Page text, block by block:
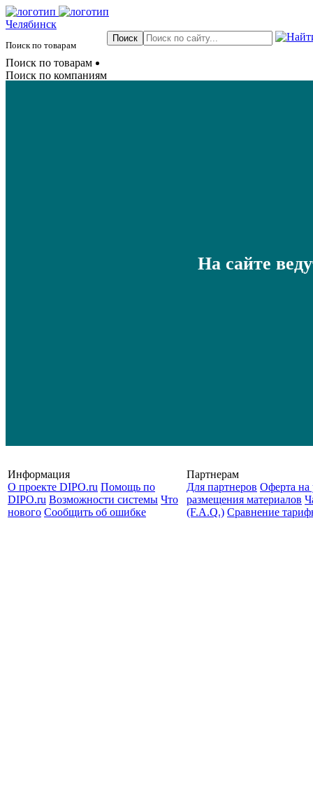
Челябинск
Поиск по товарам
Поиск по товарам
Поиск по компаниям
На сайте
Информация
О проекте DIPO.ru Помощь по
DIPO.ru Возможности системы Что
нового Сообщить об ошибке
Партнерам
Для партнеров Оферта на
размещения материалов
(F.A.Q.) Cравнение